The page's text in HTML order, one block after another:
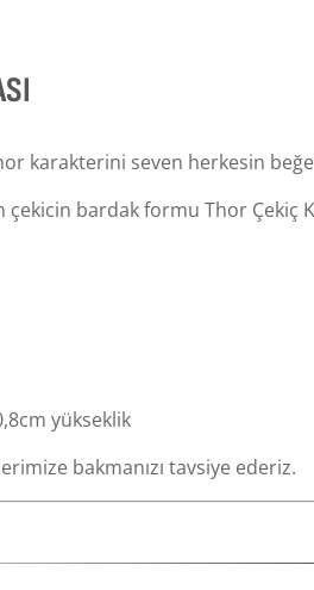
karakterini seven herkesin
çekicin bardak formu Thor
yükseklik
bakmanızı tavsiye ederiz.